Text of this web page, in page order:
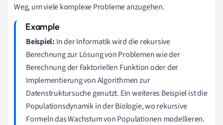
Weg, um viele komplexe Probleme anzugehen.
Beispiel: In der Informatik wird die rekursive
Berechnung zur Lösung von Problemen wie der
Berechnung der Faktoriellen Funktion oder der
Implementierung von Algorithmen zur
Datenstruktursuche genutzt. Ein weiteres Beispiel ist die
Populationsdynamik in der Biologie, wo rekursive
Formeln das Wachstum von Populationen modellieren.